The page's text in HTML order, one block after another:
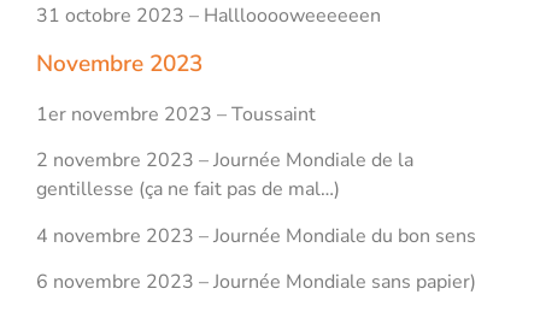
31 octobre 2023 – Halllooooweeeeeen
Novembre 2023
1er novembre 2023 – Toussaint
2 novembre 2023 – Journée Mondiale de la
gentillesse (ça ne fait pas de mal…)
4 novembre 2023 – Journée Mondiale du bon sens
6 novembre 2023 – Journée Mondiale sans papier)